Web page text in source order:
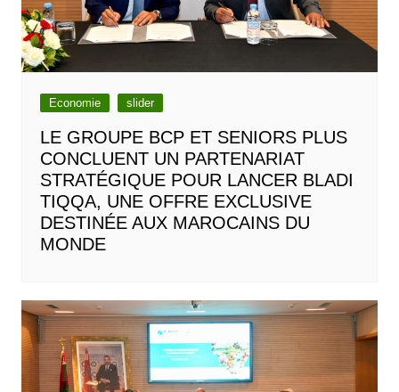
Economie slider
LE GROUPE BCP ET SENIORS PLUS
CONCLUENT UN PARTENARIAT
STRATÉGIQUE POUR LANCER BLADI
TIQQA, UNE OFFRE EXCLUSIVE
DESTINÉE AUX MAROCAINS DU
MONDE